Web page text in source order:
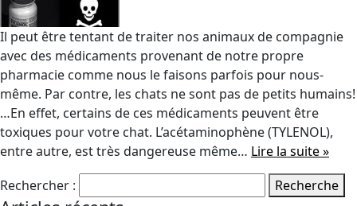
Il peut être tentant de traiter nos animaux de compagnie
avec des médicaments provenant de notre propre
pharmacie comme nous le faisons parfois pour nous-
même. Par contre, les chats ne sont pas de petits humains!
…En effet, certains de ces médicaments peuvent être
toxiques pour votre chat. L’acétaminophène (TYLENOL),
entre autre, est très dangereuse même… Lire la suite »
Rechercher :
Recherche